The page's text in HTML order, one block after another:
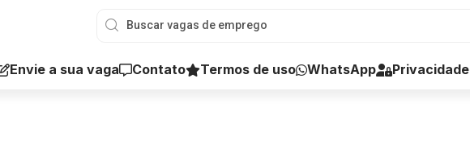
Envie a sua vaga Contato Termos de uso WhatsApp Privacidade